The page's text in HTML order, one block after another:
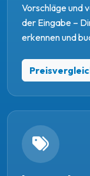
Vorschläge und
der Eingabe –
erkennen und